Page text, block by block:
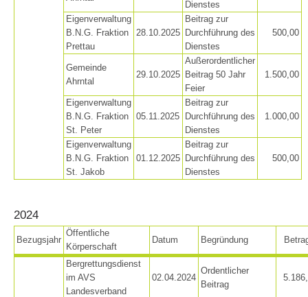
Vorstand
Dienstes
Eigenverwaltung
B.N.G. Fraktion
Prettau
28.10.2025
Beitrag zur
Durchführung des
Dienstes
500,00
Gemeinde
Ahrntal
29.10.2025
Außerordentlicher
Beitrag 50 Jahr
Feier
1.500,00
Eigenverwaltung
B.N.G. Fraktion
St. Peter
05.11.2025
Beitrag zur
Durchführung des
Dienstes
1.000,00
Eigenverwaltung
B.N.G. Fraktion
St. Jakob
01.12.2025
Beitrag zur
Durchführung des
Dienstes
500,00
2024
Bezugsjahr
Öffentliche
Körperschaft
Datum Begründung
Bergrettungsdienst
im AVS
Landesverband
02.04.2024
Ordentlicher
Beitrag